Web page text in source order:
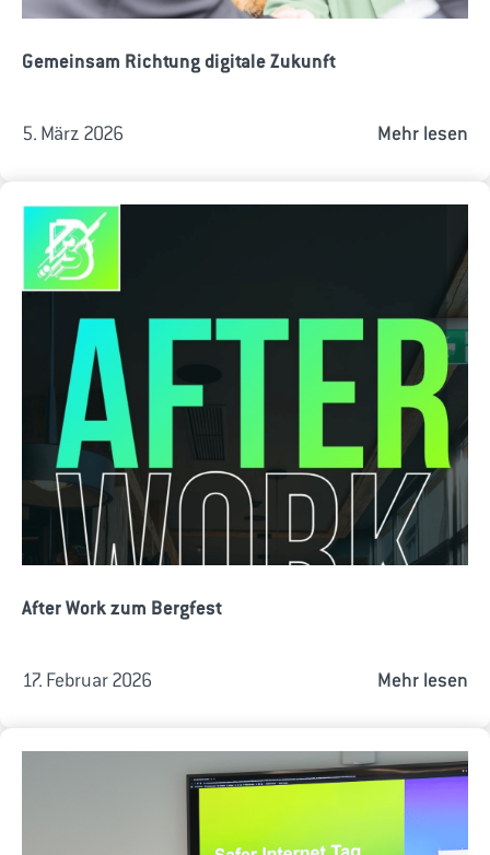
Gemeinsam Richtung digitale Zukunft
5. März 2026 Mehr lesen
After Work zum Bergfest
17. Februar 2026 Mehr lesen